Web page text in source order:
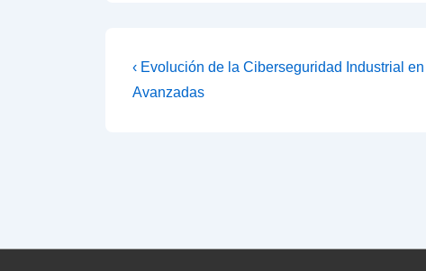
Navegación
de
La
entrada
‹ Evolución de la Ciberseguridad Industrial
Avanzadas